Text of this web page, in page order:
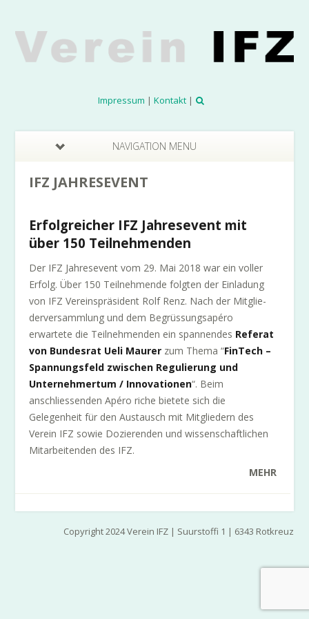
Impressum | Kontakt |
NAVIGATION MENU
IFZ JAHRESEVENT
Erfolgreicher IFZ Jahresevent mit
über 150 Teilnehmenden
Der IFZ Jahresevent vom 29. Mai 2018 war ein voller
Erfolg. Über 150 Teilnehmende folgten der Einladung
von IFZ Vereinspräsident Rolf Renz. Nach der Mitglie­
der­ver­sammlung und dem Begrüssungsapéro
erwartete die Teilnehmenden ein spannendes Referat
von Bundesrat Ueli Maurer zum Thema “FinTech –
Spannungsfeld zwischen Regulierung und
Unternehmertum / Innovationen“. Beim
anschliessenden Apéro riche bietete sich die
Gelegenheit für den Austausch mit Mitgliedern des
Verein IFZ sowie Dozierenden und wissenschaftlichen
Mitarbeitenden des IFZ.
MEHR
Copyright 2024 Verein IFZ | Suurstoffi 1 | 6343 Rotkreuz